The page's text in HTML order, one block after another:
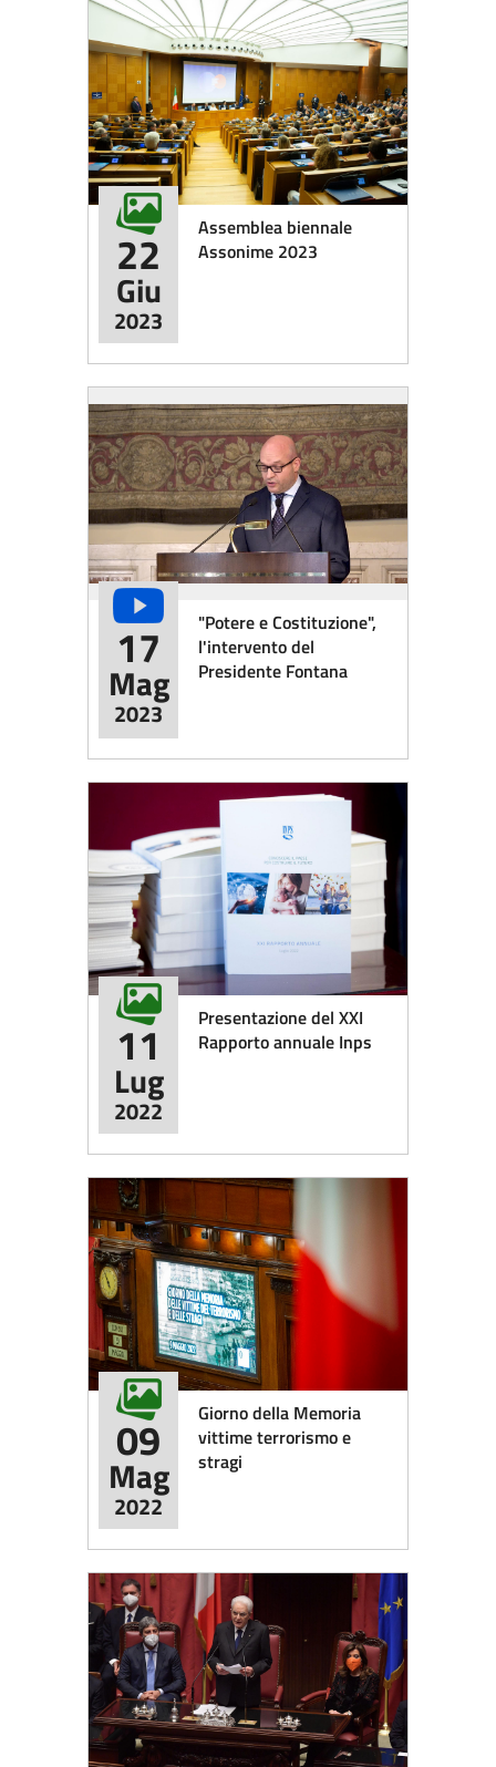
Assemblea biennale
Assonime 2023
22
Giu
2023
"Potere e Costituzione",
l'intervento del
Presidente Fontana
17
Mag
2023
Presentazione del XXI
Rapporto annuale Inps
11
Lug
2022
Giorno della Memoria
vittime terrorismo e
stragi
09
Mag
2022